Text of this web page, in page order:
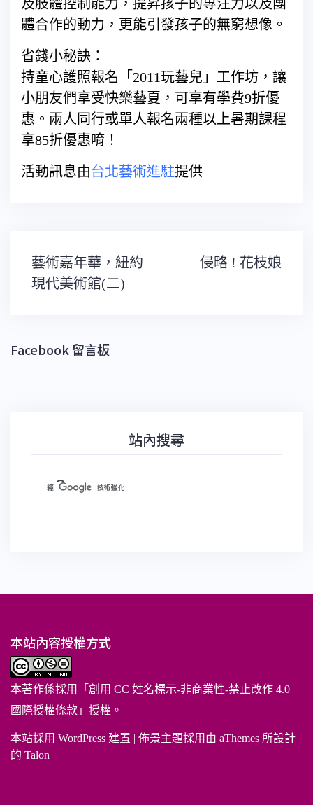
及肢體控制能力，提昇孩子的專注力以及團
體合作的動力，更能引發孩子的無窮想像。
省錢小秘訣：
持童心護照報名「2011玩藝兒」工作坊，讓
小朋友們享受快樂藝夏，可享有學費9折優
惠。兩人同行或單人報名兩種以上暑期課程
享85折優惠唷！
活動訊息由台北藝術進駐提供
文
章
導
藝術嘉年華，紐約
現代美術館(二)
侵略 ! 花枝娘
Facebook 留言板
站內搜尋
本站內容授權方式
本著作係採用「 創用 CC 姓名標示-非商業性-禁止改作 4.0
國際授權條款 」授權。
本站採用 WordPress 建置 | 佈景主題採用由 aThemes 所設計
的 Talon